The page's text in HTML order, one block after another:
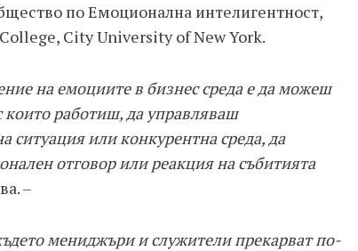
по Емоционална интелигентност,
City University of New York.
на емоциите в бизнес среда е да можеш
които работиш, да управляваш
ситуация или конкурентна среда, да
отговор или реакция на събитията
–
мениджъри и служители прекарват по-